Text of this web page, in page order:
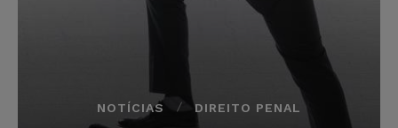
NOTÍCIAS DIREITO PENAL